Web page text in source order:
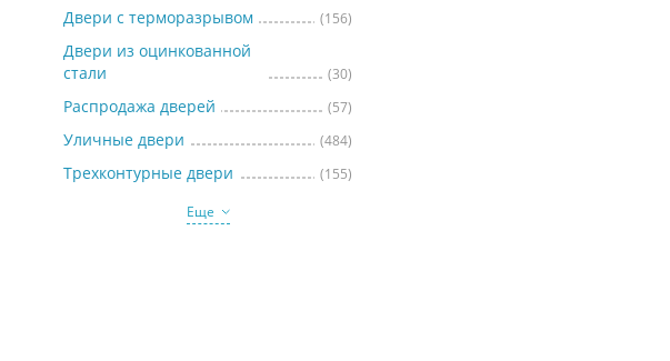
Двери с терморазрывом (156)
Двери из оцинкованной
стали
(30)
Распродажа дверей (57)
Уличные двери (484)
Трехконтурные двери
(155)
Еще